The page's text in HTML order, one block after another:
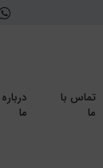
تماس با
ما
درباره
ما